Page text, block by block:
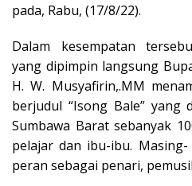
pada, Rabu, (17/8/22).
Dalam kesempatan
yang dipimpin langsung
H. W. Musyafirin,.MM
berjudul “Isong Bale” yang
Sumbawa Barat sebanyak
pelajar dan ibu-ibu.
peran sebagai penari,